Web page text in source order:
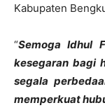
Kabupaten
“Semoga Idhul
kesegaran bagi
segala
memperkuat